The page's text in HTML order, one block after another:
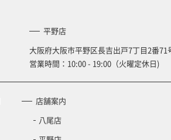
平野店
大阪府大阪市平野区長吉出戸7丁目2番71
営業時間：10:00 - 19:00（火曜定休日)
店舗案内
八尾店